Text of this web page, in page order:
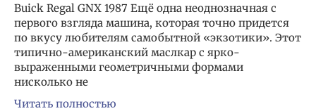
Buick Regal GNX 1987 Ещё одна неоднозначная с
первого взгляда машина, которая точно придется
по вкусу любителям самобытной «экзотики». Этот
типично-американский маслкар с ярко-
выраженными геометричными формами
нисколько не
Читать полностью